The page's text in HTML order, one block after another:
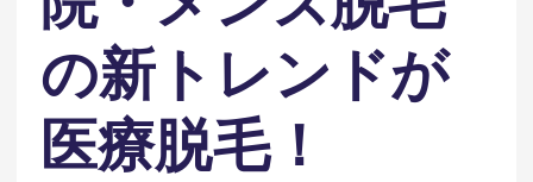
の新トレンドが
医療脱毛！